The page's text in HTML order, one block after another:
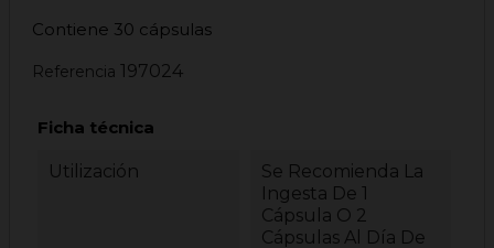
Contiene 30 cápsulas
Referencia 197024
Ficha técnica
Utilización
Se Recomienda La
Ingesta De 1
Cápsula O 2
Cápsulas Al Día De